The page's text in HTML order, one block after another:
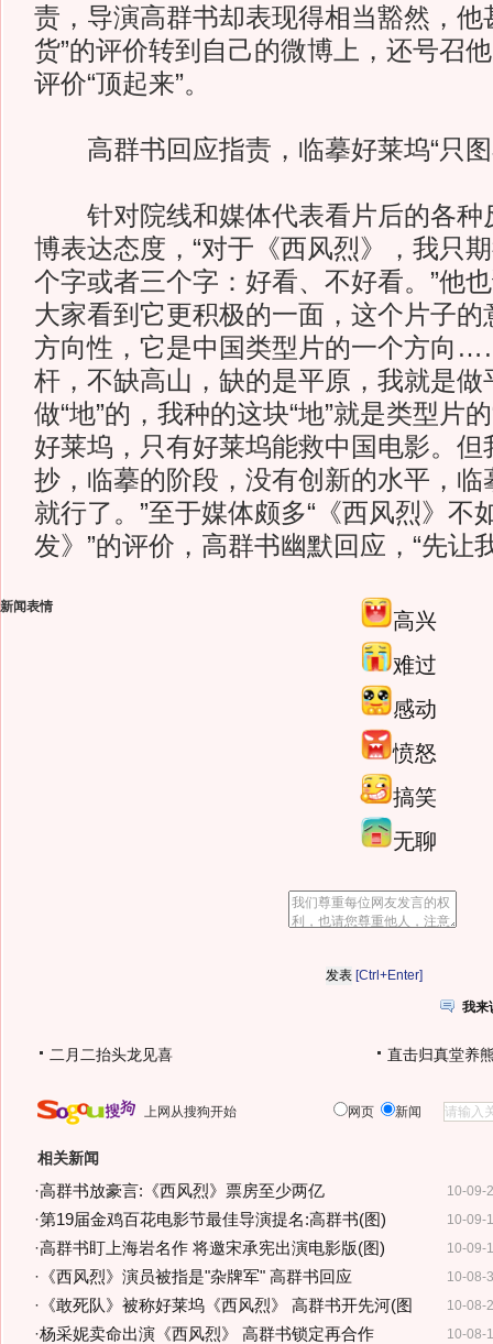
责，导演高群书却表现得相当豁然，他
货”的评价转到自己的微博上，还号召
评价“顶起来”。
高群书回应指责，临摹好莱坞“只图
针对院线和媒体代表看片后的各种
博表达态度，“对于《西风烈》，我只
个字或者三个字：好看、不好看。”他
大家看到它更积极的一面，这个片子的
方向性，它是中国类型片的一个方向
杆，不缺高山，缺的是平原，我就是做
做“地”的，我种的这块“地”就是类型片
好莱坞，只有好莱坞能救中国电影。但
抄，临摹的阶段，没有创新的水平，临
就行了。”至于媒体颇多“《西风烈》不
发》”的评价，高群书幽默回应，“先
新闻表情
高兴
难过
感动
愤怒
搞笑
无聊
[Ctrl+Enter]
我来
二月二抬头龙见喜 直击归真堂养
上网从搜狗开始 网页 新闻
相关新闻
10-09-
·高群书放豪言:《西风烈》票房至少两亿
10-09-
·第19届金鸡百花电影节最佳导演提名:高群书(图)
10-09-
·高群书盯上海岩名作 将邀宋承宪出演电影版(图)
10-08-
· 《西风烈》演员被指是"杂牌军" 高群书回应
10-08-
· 《敢死队》被称好莱坞《西风烈》 高群书开先河(图
10-08-
·杨采妮卖命出演《西风烈》 高群书锁定再合作